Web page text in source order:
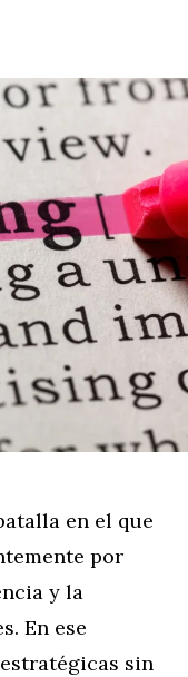
en el que
por
y la
En ese
sin